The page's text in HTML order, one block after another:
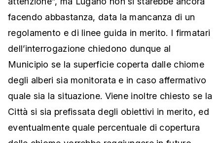
facendo abbastanza, data la mancanza di un
regolamento e di linee guida in merito. I firmatari
dell’interrogazione chiedono dunque al
Municipio se la superficie coperta dalle chiome
degli alberi sia monitorata e in caso affermativo
quale sia la situazione. Viene inoltre chiesto se la
Città si sia prefissata degli obiettivi in merito, ed
eventualmente quale percentuale di copertura